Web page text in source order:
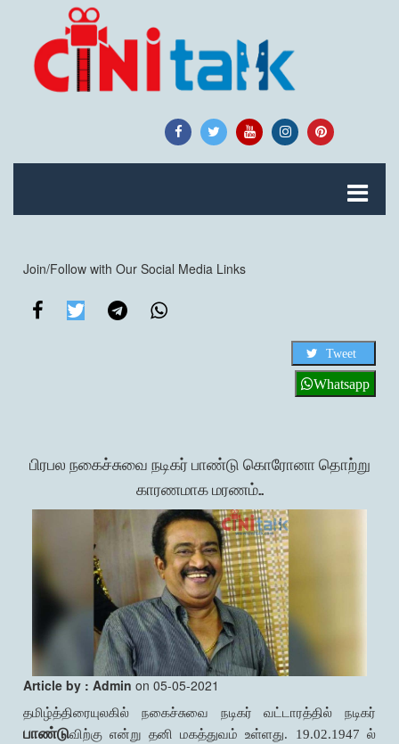
Join/Follow with Our Social Media Links
Tweet
Whatsapp
பிரபல நகைச்சுவை நடிகர் பாண்டு கொரோனா தொற்று
காரணமாக மரணம்..
Article by : Admin on 05-05-2021
தமிழ்த்திரையுலகில் நகைச்சுவை நடிகர் வட்டாரத்தில் நடிகர்
பாண்டுவிற்கு என்று தனி மகத்துவம் உள்ளது. 19.02.1947 ல்